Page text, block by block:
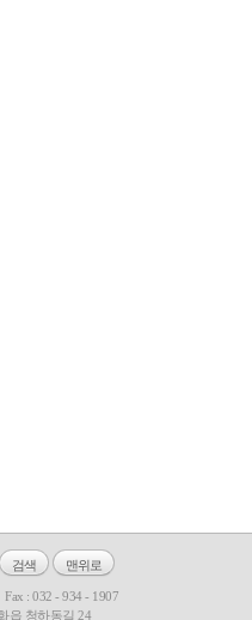
검색 맨위로
Fax : 032 - 934 - 1907
읍 청하동길 24